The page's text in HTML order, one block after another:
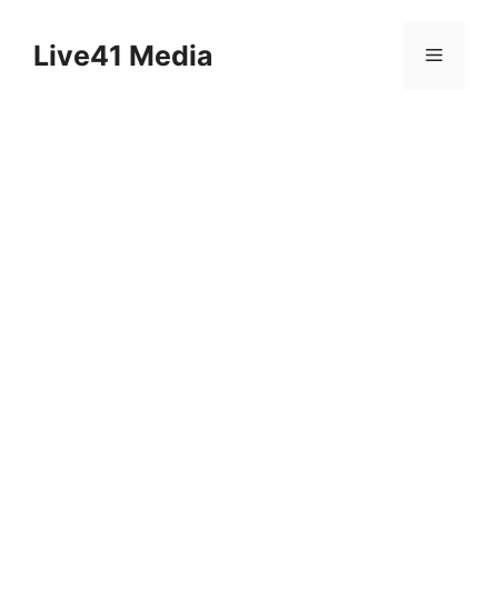
contentLive41 Media Menu